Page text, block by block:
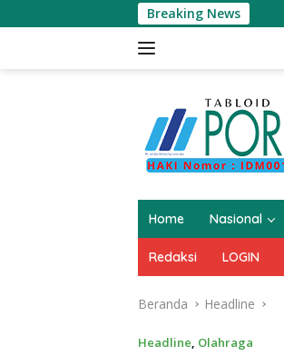
ke
Breaking News
Home Nasional
Redaksi LOGIN
Beranda Headline
Headline, Olahraga